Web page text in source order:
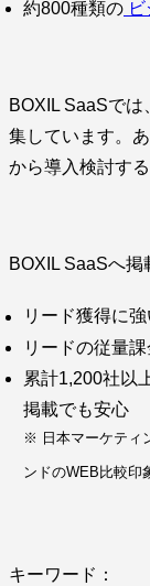
約800種類の
BOXIL SaaSで
集しています。
から導入検討す
BOXIL SaaSへ掲
リード獲得に
リードの従量
累計1,200社以
掲載でも安心
※ 日本マーケティ
ンドのWEB比較印
キーワード：